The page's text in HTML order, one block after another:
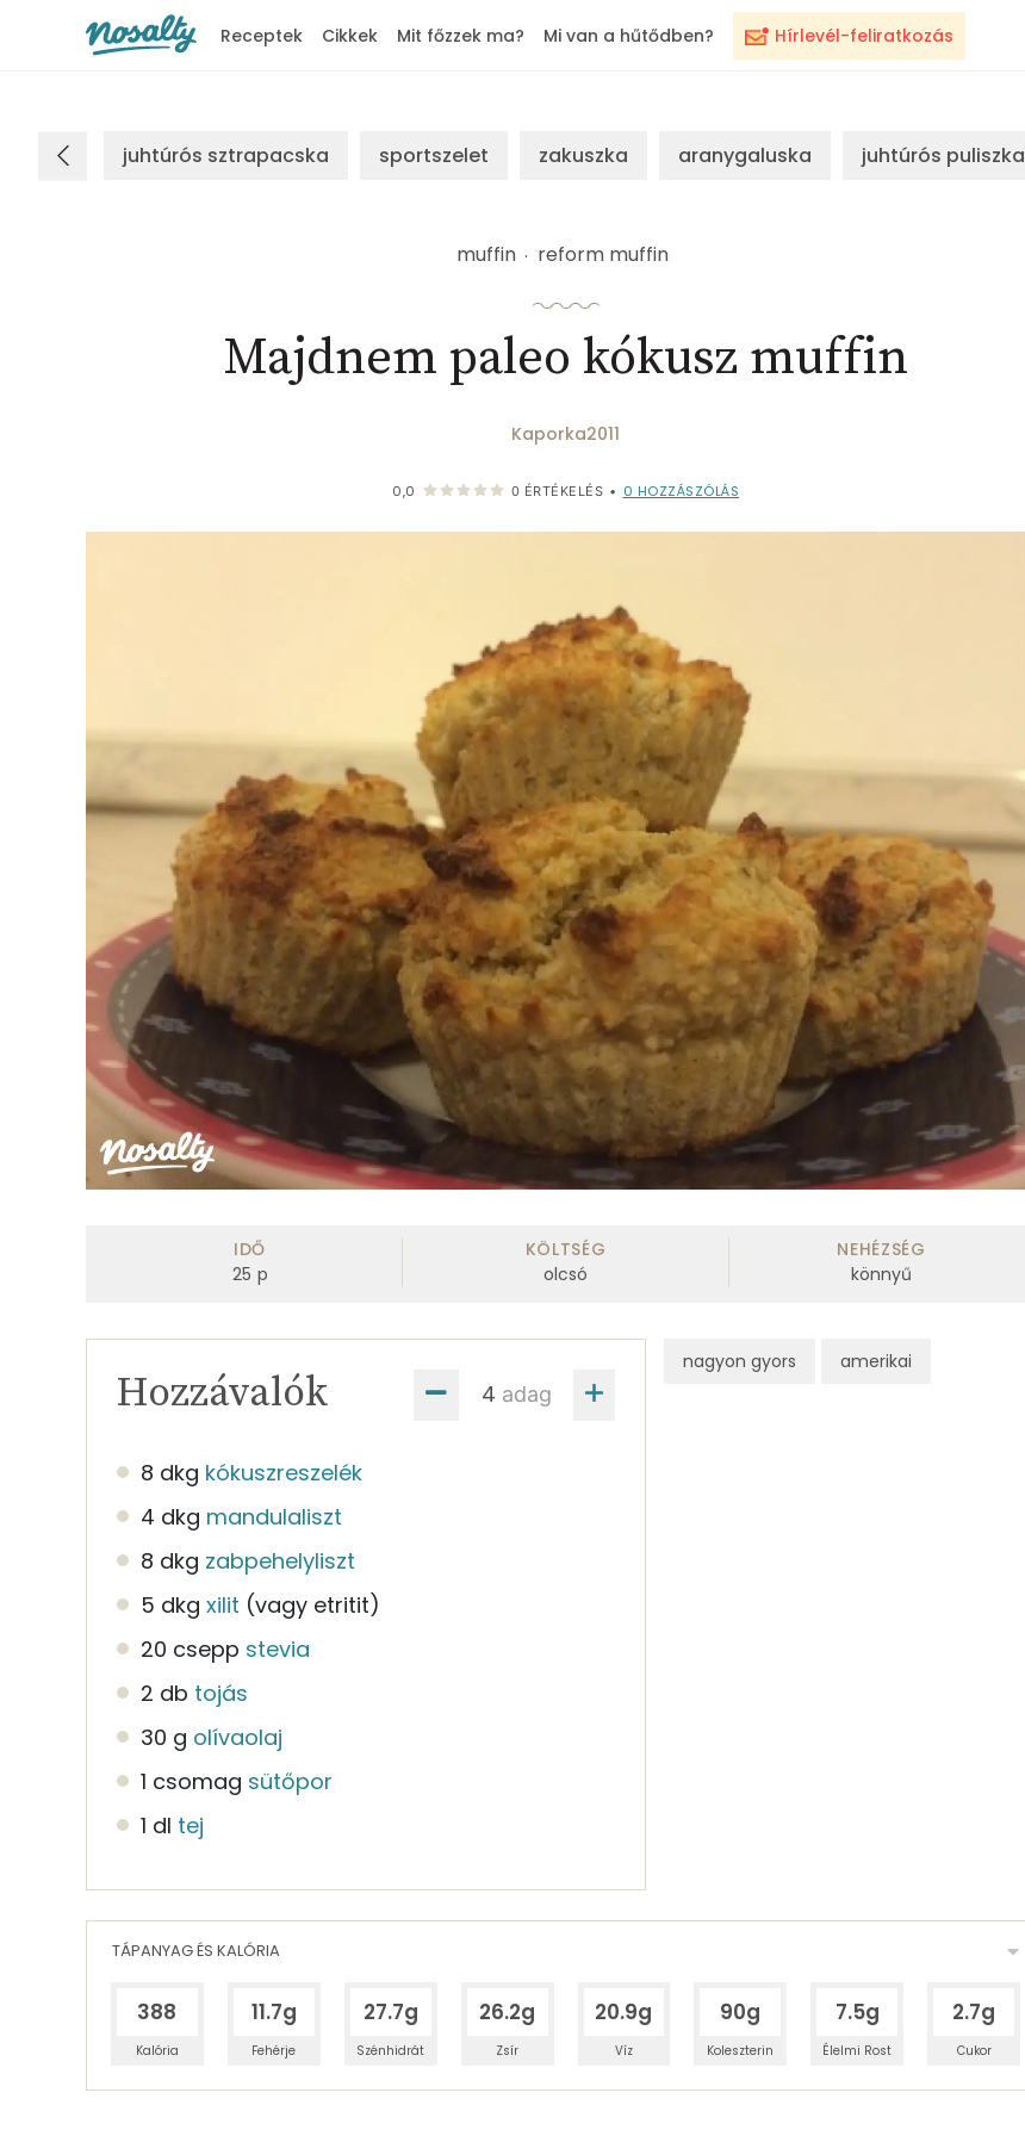
Hírlevél-feliratkozás
Receptek Cikkek Mit főzzek ma? Mi van a hűtődben?
juhtúrós sztrapacska sportszelet zakuszka aranygaluska juhtúrós puliszka
muffin reform muffin
Majdnem paleo kókusz muffin
Kaporka2011
0,0 0 ÉRTÉKELÉS • 0 HOZZÁSZÓLÁS
IDŐ
25 p
KÖLTSÉG
olcsó
NEHÉZSÉG
könnyű
adag
Hozzávalók
8 dkg kókuszreszelék
4 dkg mandulaliszt
8 dkg zabpehelyliszt
5 dkg xilit (vagy etritit)
20 csepp stevia
2 db tojás
30 g olívaolaj
1 csomag sütőpor
1 dl tej
nagyon gyors amerikai
TÁPANYAG ÉS KALÓRIA
388
Kalória
11.7g
Fehérje
27.7g
Szénhidrát
26.2g
Zsír
20.9g
Víz
90g
Koleszterin
7.5g
Élelmi Rost
2.7g
Cukor